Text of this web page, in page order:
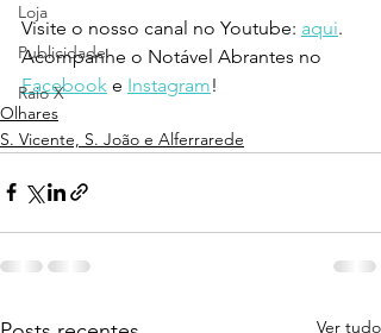
Loja
Publicidade
Raio X
Visite o nosso canal no Youtube: aqui.
Acompanhe o Notável Abrantes no
Facebook e Instagram!
Olhares
S. Vicente, S. João e Alferrarede
Ver tudo